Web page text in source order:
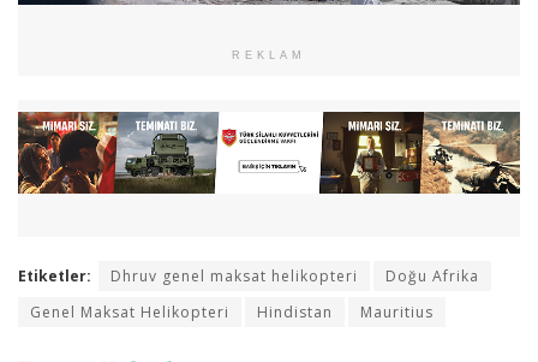
REKLAM
Etiketler: Dhruv genel maksat helikopteri
Doğu Afrika
Genel Maksat Helikopteri
Hindistan Mauritius